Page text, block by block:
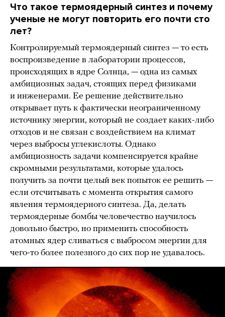
Что такое термоядерный синтез и почему
ученые не могут повторить его почти сто
лет?
Контролируемый термоядерный синтез — то есть
воспроизведение в лаборатории процессов,
происходящих в ядре Солнца, — одна из самых
амбициозных задач, стоящих перед физиками
и инженерами. Ее решение действительно
открывает путь к фактически неограниченному
источнику энергии, который не создает каких-либо
отходов и не связан с воздействием на климат
через выбросы углекислоты. Однако
амбициозность задачи компенсируется крайне
скромными результатами, которые удалось
получить за почти целый век попыток ее решить —
если отсчитывать с момента открытия самого
явления термоядерного синтеза. Да, делать
термоядерные бомбы человечество научилось
довольно быстро, но применить способность
атомных ядер сливаться с выбросом энергии для
чего-то более полезного до сих пор не удавалось.